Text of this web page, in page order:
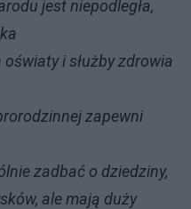
jest niepodległa,
i służby zdrowia
zapewni
zadbać o dziedziny,
ale mają duży